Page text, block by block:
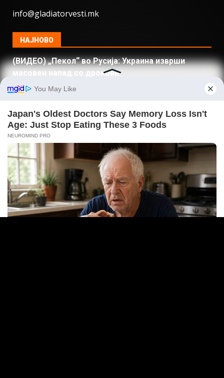
info@gladiatorvesti.mk
НАЈНОВО
(ВИДЕО) „Пекол“ во Русија: Украина изврши
масовен напад со дронови
Откриена најголемата тајна на посетата на Путин
(ВИДЕО) Амадеус Бенд направи спектакл во
Делчево
(ВИДЕО) Македонскиот Престон Лајонс го
прегази грчкиот Хајделберг и го освои трофејот
Македонија гази: Нашите надежи го декласираа
Израел за 9. место на ЕП